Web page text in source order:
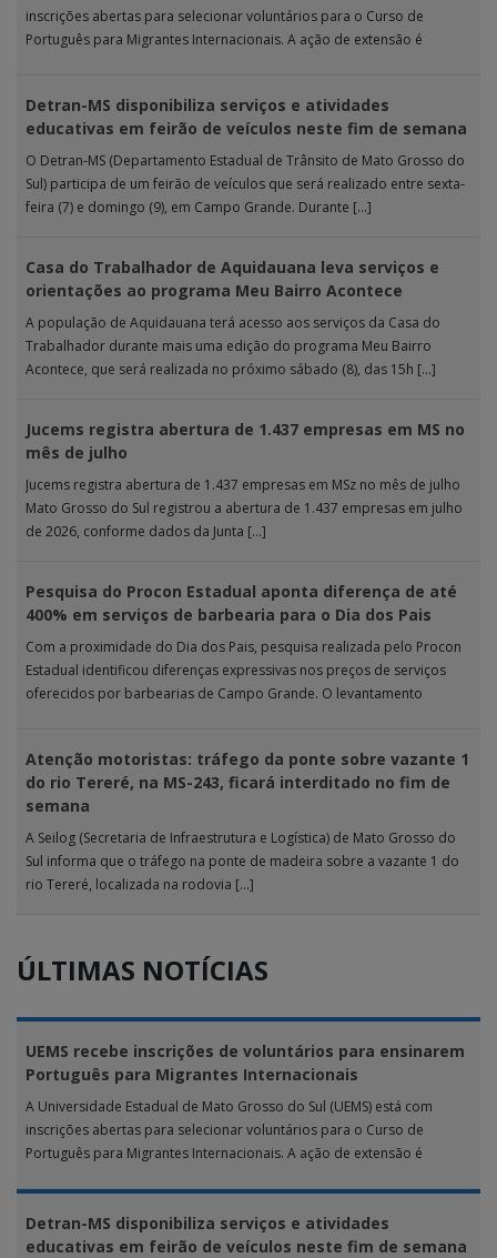
inscrições abertas para selecionar voluntários para o Curso de
Português para Migrantes Internacionais. A ação de extensão é
Detran-MS disponibiliza serviços e atividades
educativas em feirão de veículos neste fim de semana
O Detran-MS (Departamento Estadual de Trânsito de Mato Grosso do
Sul) participa de um feirão de veículos que será realizado entre sexta-
feira (7) e domingo (9), em Campo Grande. Durante […]
Casa do Trabalhador de Aquidauana leva serviços e
orientações ao programa Meu Bairro Acontece
A população de Aquidauana terá acesso aos serviços da Casa do
Trabalhador durante mais uma edição do programa Meu Bairro
Acontece, que será realizada no próximo sábado (8), das 15h […]
Jucems registra abertura de 1.437 empresas em MS no
mês de julho
Jucems registra abertura de 1.437 empresas em MSz no mês de julho
Mato Grosso do Sul registrou a abertura de 1.437 empresas em julho
de 2026, conforme dados da Junta […]
Pesquisa do Procon Estadual aponta diferença de até
400% em serviços de barbearia para o Dia dos Pais
Com a proximidade do Dia dos Pais, pesquisa realizada pelo Procon
Estadual identificou diferenças expressivas nos preços de serviços
oferecidos por barbearias de Campo Grande. O levantamento
Atenção motoristas: tráfego da ponte sobre vazante 1
do rio Tereré, na MS-243, ficará interditado no fim de
semana
A Seilog (Secretaria de Infraestrutura e Logística) de Mato Grosso do
Sul informa que o tráfego na ponte de madeira sobre a vazante 1 do
rio Tereré, localizada na rodovia […]
ÚLTIMAS NOTÍCIAS
UEMS recebe inscrições de voluntários para ensinarem
Português para Migrantes Internacionais
A Universidade Estadual de Mato Grosso do Sul (UEMS) está com
inscrições abertas para selecionar voluntários para o Curso de
Português para Migrantes Internacionais. A ação de extensão é
Detran-MS disponibiliza serviços e atividades
educativas em feirão de veículos neste fim de semana